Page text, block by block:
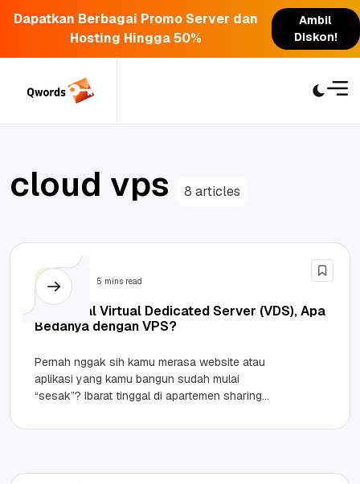
Dapatkan Berbagai Promo Server dan
Hosting Hingga 50%
Ambil
Diskon!
cloud vps 8 articles
Server 5 mins read
Mengenal Virtual Dedicated Server (VDS), Apa
Bedanya dengan VPS?
Pernah nggak sih kamu merasa website atau
aplikasi yang kamu bangun sudah mulai
“sesak”? Ibarat tinggal di apartemen sharing
terkadang kamu...